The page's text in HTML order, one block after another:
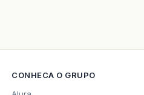
CONHECA O GRUPO